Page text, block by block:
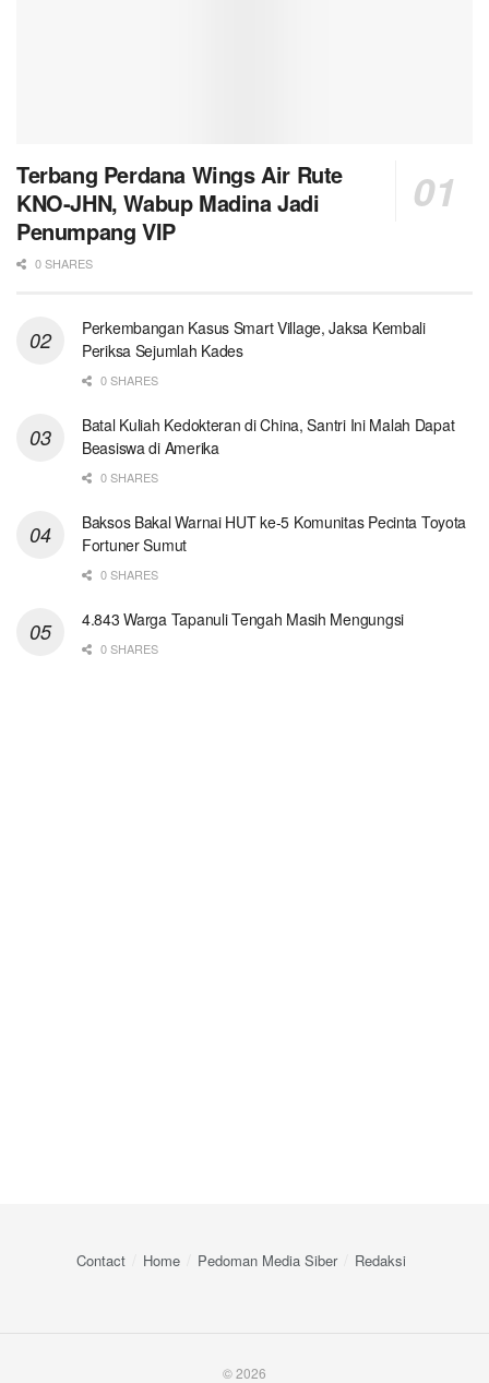
Terbang Perdana Wings Air Rute
KNO-JHN, Wabup Madina Jadi
Penumpang VIP
0 SHARES
Perkembangan Kasus Smart Village, Jaksa Kembali
Periksa Sejumlah Kades
0 SHARES
Batal Kuliah Kedokteran di China, Santri Ini Malah Dapat
Beasiswa di Amerika
0 SHARES
Baksos Bakal Warnai HUT ke-5 Komunitas Pecinta Toyota
Fortuner Sumut
0 SHARES
4.843 Warga Tapanuli Tengah Masih Mengungsi
0 SHARES
Contact Home Pedoman Media Siber Redaksi
© 2026